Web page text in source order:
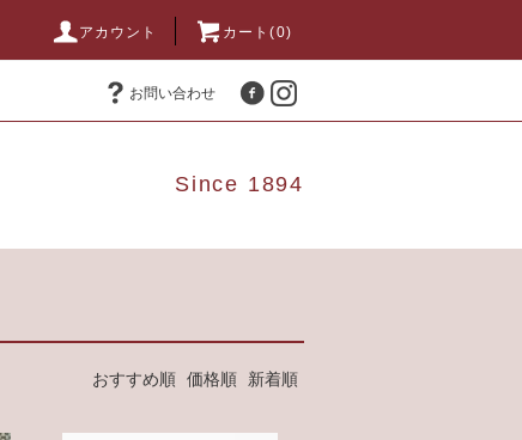
アカウント カート(0)
お問い合わせ
Since 1894
おすすめ順 価格順 新着順